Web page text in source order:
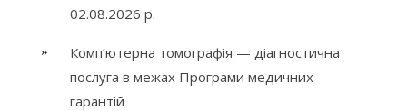
02.08.2026 р.
Комп’ютерна томографія — діагностична
послуга в межах Програми медичних
гарантій